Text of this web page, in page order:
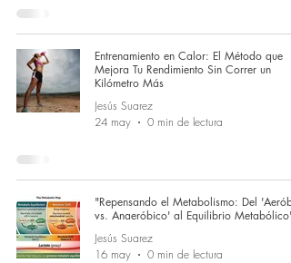
Entrenamiento en Calor: El Método que
Mejora Tu Rendimiento Sin Correr un
Kilómetro Más
Jesús Suarez
24 may
0 min de lectura
"Repensando el Metabolismo: Del
vs. Anaeróbico' al Equilibrio Metabólico"
Jesús Suarez
16 may
0 min de lectura